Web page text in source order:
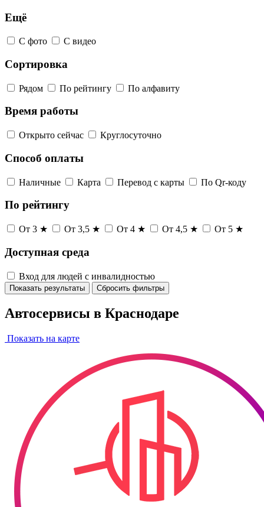
Ещё
С фото С видео
Сортировка
Рядом По рейтингу По алфавиту
Время работы
Открыто сейчас Круглосуточно
Способ оплаты
Наличные Карта Перевод с карты По Qr-коду
По рейтингу
От 3 ★ От 3,5 ★ От 4 ★ От 4,5 ★ От 5 ★
Доступная среда
Вход для людей с инвалидностью
Показать результаты Сбросить фильтры
Автосервисы в Краснодаре
Показать на карте